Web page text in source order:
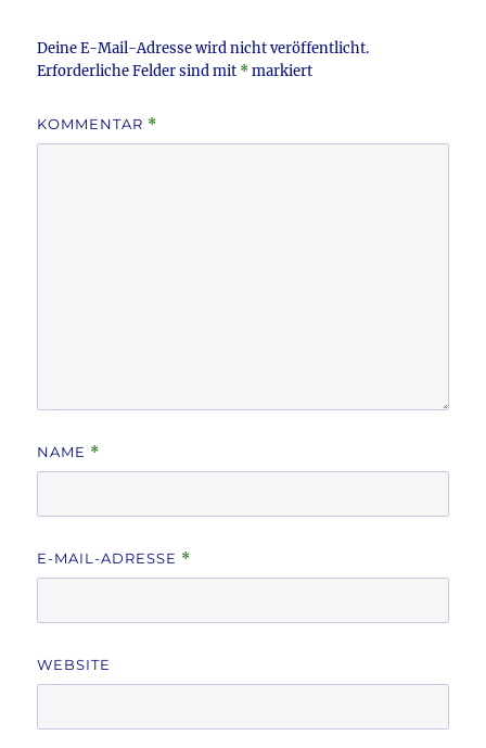
k
Deine E-Mail-Adresse wird nicht veröffentlicht.
Erforderliche Felder sind mit *markiert
KOMMENTAR *
NAME *
E-MAIL-ADRESSE *
WEBSITE